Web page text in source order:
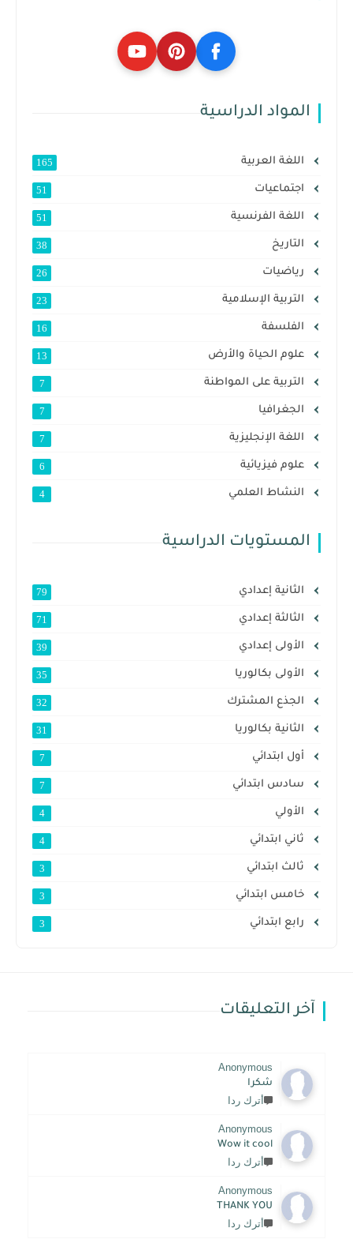
المواد الدراسية
اللغة العربية 165
اجتماعيات 51
اللغة الفرنسية 51
التاريخ 38
رياضيات 26
التربية الإسلامية 23
الفلسفة 16
علوم الحياة والأرض 13
التربية على المواطنة 7
الجغرافيا 7
اللغة الإنجليزية 7
علوم فيزيائية 6
النشاط العلمي 4
المستويات الدراسية
الثانية إعدادي 79
الثالثة إعدادي 71
الأولى إعدادي 39
الأولى بكالوريا 35
الجذع المشترك 32
الثانية بكالوريا 31
أول ابتدائي 7
سادس ابتدائي 7
الأولي 4
ثاني ابتدائي 4
ثالث ابتدائي 3
خامس ابتدائي 3
رابع ابتدائي 3
آخر التعليقات
Anonymous
شكرا
أترك ردا
Anonymous
Wow it cool
أترك ردا
Anonymous
THANK YOU
أترك ردا